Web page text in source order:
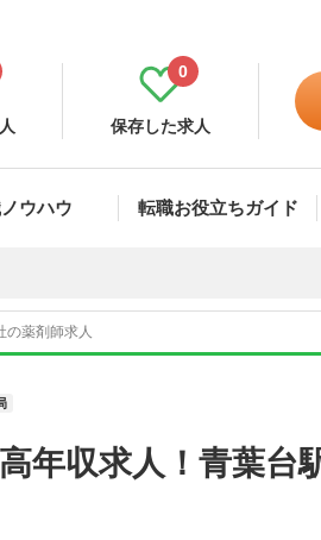
保存した求人
0
ウハウ 転職お役立ちガイド
薬剤師求人
年収求人！青葉台